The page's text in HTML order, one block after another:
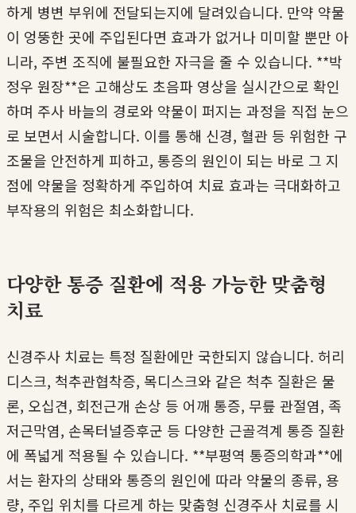
하게 병변 부위에 전달되는지에 달려있습니다. 만약 약물
이 엉뚱한 곳에 주입된다면 효과가 없거나 미미할 뿐만 아
니라, 주변 조직에 불필요한 자극을 줄 수 있습니다. **박
정우 원장**은 고해상도 초음파 영상을 실시간으로 확인
하며 주사 바늘의 경로와 약물이 퍼지는 과정을 직접 눈으
로 보면서 시술합니다. 이를 통해 신경, 혈관 등 위험한 구
조물을 안전하게 피하고, 통증의 원인이 되는 바로 그 지
점에 약물을 정확하게 주입하여 치료 효과는 극대화하고
부작용의 위험은 최소화합니다.
다양한 통증 질환에 적용 가능한 맞춤형
치료
신경주사 치료는 특정 질환에만 국한되지 않습니다. 허리
디스크, 척추관협착증, 목디스크와 같은 척추 질환은 물
론, 오십견, 회전근개 손상 등 어깨 통증, 무릎 관절염, 족
저근막염, 손목터널증후군 등 다양한 근골격계 통증 질환
에 폭넓게 적용될 수 있습니다. **부평역 통증의학과**에
서는 환자의 상태와 통증의 원인에 따라 약물의 종류, 용
량, 주입 위치를 다르게 하는 맞춤형 신경주사 치료를 시